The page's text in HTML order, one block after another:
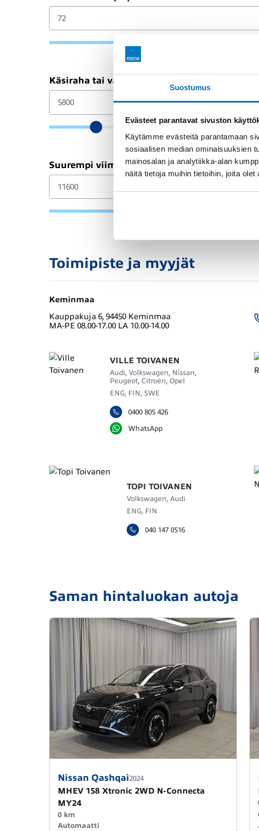
Suostumus
Evästeet parantavat sivuston
Käytämme evästeitä parantamaan
sosiaalisen median ominaisuuksien
mainosalan ja analytiikka-alan
näitä tietoja muihin tietoihin, joita
Käsiraha tai vaihtoauto (€)
Suurempi viimeinen erä (€)
Toimipiste ja myyjät
Keminmaa
Kauppakuja 6, 94450 Keminmaa
MA-PE 08.00-17.00 LA 10.00-14.00
VILLE TOIVANEN
Audi, Volkswagen, Nissan,
Peugeot, Citroën, Opel
ENG, FIN, SWE
0400 805 426
WhatsApp
TOPI TOIVANEN
Volkswagen, Audi
ENG, FIN
040 147 0516
Saman hintaluokan autoja
Nissan Qashqai2024
MHEV 158 Xtronic 2WD N-Connecta
MY24
0 km
Automaatti